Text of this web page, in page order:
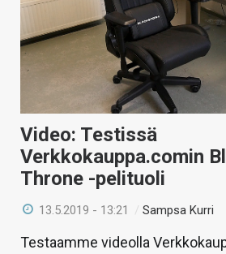
Video: Testissä
Verkkokauppa.comin
Throne -pelituoli
13.5.2019 - 13:21 /Sampsa Kurri
Testaamme videolla